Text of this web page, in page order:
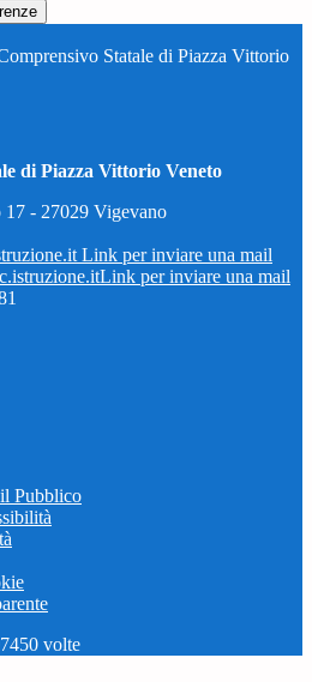
Statale di Piazza Vittorio
di Piazza Vittorio Veneto
17 - 27029 Vigevano
Link per inviare una mail
Link per inviare una mail
Pubblico
volte